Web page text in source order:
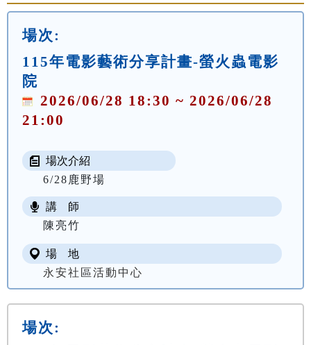
場次:
115年電影藝術分享計畫-螢火蟲電影
院
2026/06/28 18:30 ~ 2026/06/28
21:00
場次介紹
6/28鹿野場
講 師
陳亮竹
場 地
永安社區活動中心
場次: